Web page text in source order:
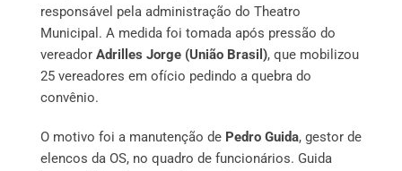
responsável pela administração do Theatro
Municipal. A medida foi tomada após pressão do
vereador Adrilles Jorge (União Brasil), que mobilizou
25 vereadores em ofício pedindo a quebra do
convênio.
O motivo foi a manutenção de Pedro Guida, gestor de
elencos da OS, no quadro de funcionários. Guida